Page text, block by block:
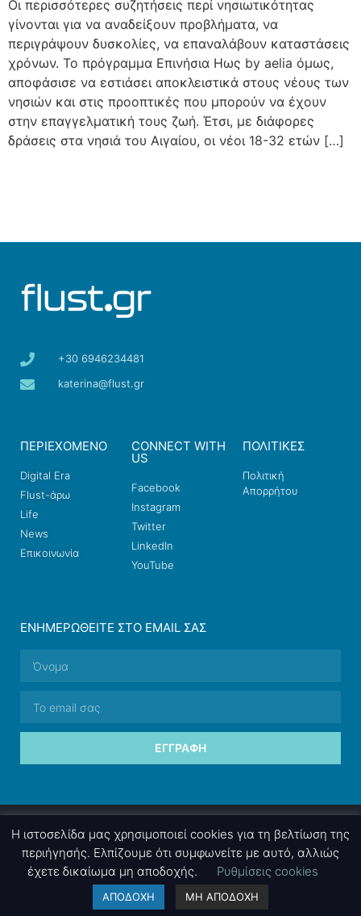
Οι περισσότερες συζητήσεις περί νησιωτικότητας
γίνονται για να αναδείξουν προβλήματα, να
περιγράψουν δυσκολίες, να επαναλάβουν καταστάσεις
χρόνων. Το πρόγραμμα Επινήσια Ηως by aelia όμως,
αποφάσισε να εστιάσει αποκλειστικά στους νέους των
νησιών και στις προοπτικές που μπορούν να έχουν
στην επαγγελματική τους ζωή. Έτσι, με διάφορες
δράσεις στα νησιά του Αιγαίου, οι νέοι 18-32 ετών […]
+30 6946234481
katerina@flust.gr
ΠΕΡΙΕΧΟΜΕΝΟ
Digital Era
Flust-άρω
Life
News
Επικοινωνία
CONNECT WITH
US
Facebook
Instagram
Twitter
LinkedIn
YouTube
ΠΟΛΙΤΙΚΕΣ
Πολιτική
Απορρήτου
ΕΝΗΜΕΡΩΘΕΊΤΕ ΣΤΟ EMAIL ΣΑΣ
ΕΓΓΡΑΦΉ
nettings, ltd . Powered bymgk
Η ιστοσελίδα μας χρησιμοποιεί cookies για τη βελτίωση της
περιήγησής. Ελπίζουμε ότι συμφωνείτε με αυτό, αλλιώς
έχετε δικαίωμα μη αποδοχής.
Ρυθμίσεις cookies
ΑΠΟΔΟΧΗ ΜΗ ΑΠΟΔΟΧΗ